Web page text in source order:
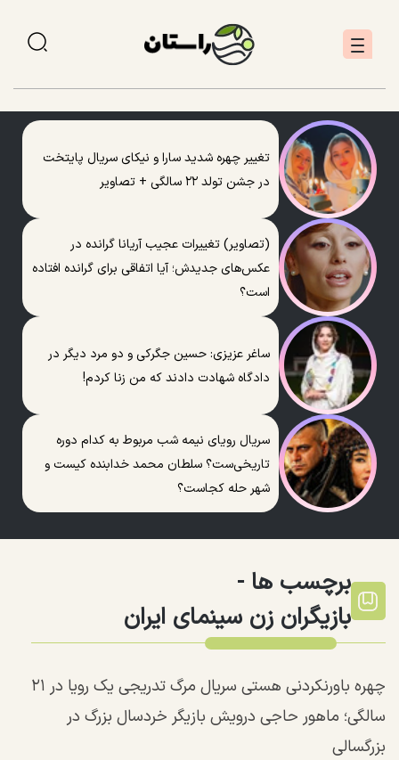
تغییر چهره شدید سارا و نیکای سریال پایتخت
در جشن تولد ۲۲ سالگی + تصاویر
(تصاویر) تغییرات عجیب آریانا گرانده در
عکس‌های جدیدش؛ آیا اتفاقی برای گرانده افتاده
است؟
ساغر عزیزی: حسین جگرکی و دو مرد دیگر در
دادگاه شهادت دادند که من زنا کردم!
سریال رویای نیمه شب مربوط به کدام دوره
تاریخی‌ست؟ سلطان محمد خدابنده کیست و
شهر حله کجاست؟
برچسب ها -
بازیگران زن سینمای ایران
چهره باورنکردنی هستی سریال مرگ تدریجی یک رویا در ۲۱
سالگی؛ ماهور حاجی درویش بازیگر خردسال بزرگ در
بزرگسالی